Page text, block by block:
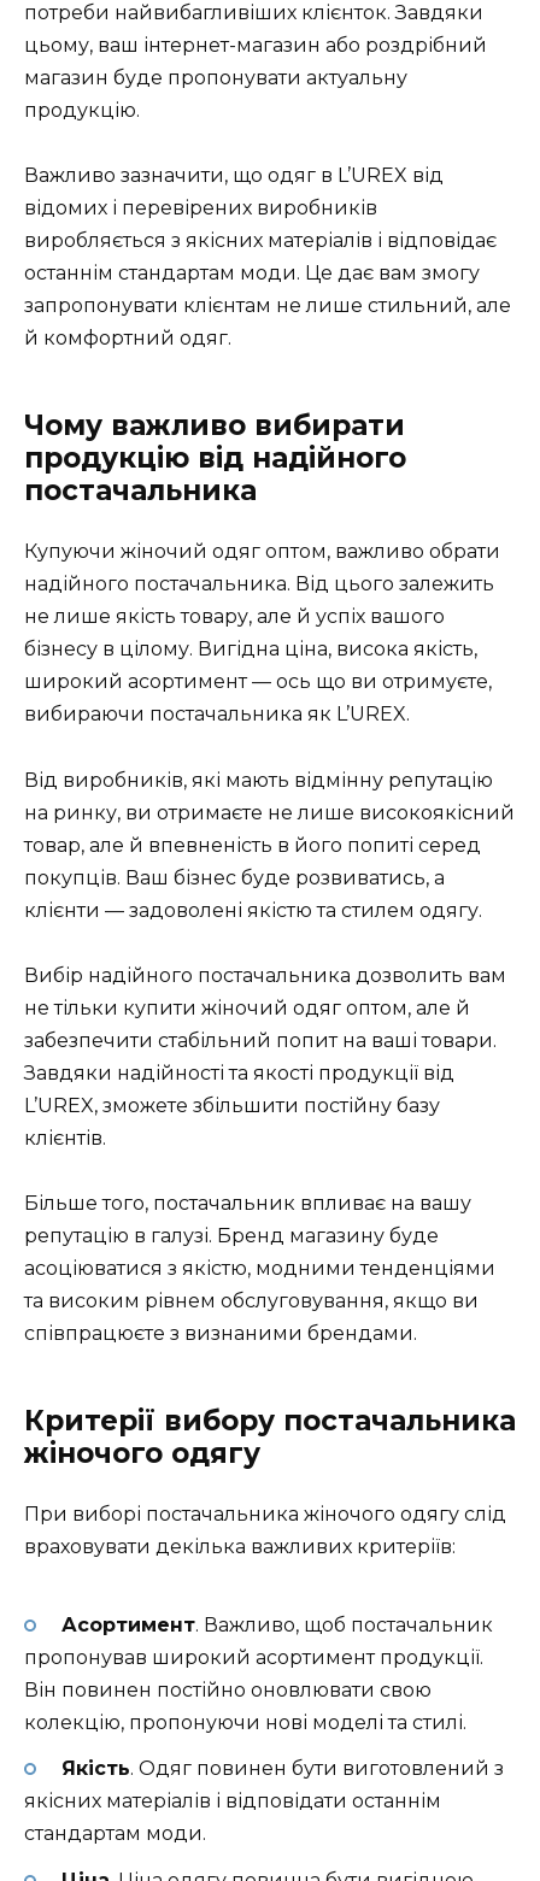
потреби найвибагливіших клієнток. Завдяки
цьому, ваш інтернет-магазин або роздрібний
магазин буде пропонувати актуальну
продукцію.
Важливо зазначити, що одяг в L’UREX від
відомих і перевірених виробників
виробляється з якісних матеріалів і відповідає
останнім стандартам моди. Це дає вам змогу
запропонувати клієнтам не лише стильний, але
й комфортний одяг.
Чому важливо вибирати
продукцію від надійного
постачальника
Купуючи жіночий одяг оптом, важливо обрати
надійного постачальника. Від цього залежить
не лише якість товару, але й успіх вашого
бізнесу в цілому. Вигідна ціна, висока якість,
широкий асортимент — ось що ви отримуєте,
вибираючи постачальника як L’UREX.
Від виробників, які мають відмінну репутацію
на ринку, ви отримаєте не лише високоякісний
товар, але й впевненість в його попиті серед
покупців. Ваш бізнес буде розвиватись, а
клієнти — задоволені якістю та стилем одягу.
Вибір надійного постачальника дозволить вам
не тільки купити жіночий одяг оптом, але й
забезпечити стабільний попит на ваші товари.
Завдяки надійності та якості продукції від
L’UREX, зможете збільшити постійну базу
клієнтів.
Більше того, постачальник впливає на вашу
репутацію в галузі. Бренд магазину буде
асоціюватися з якістю, модними тенденціями
та високим рівнем обслуговування, якщо ви
співпрацюєте з визнаними брендами.
Критерії вибору постачальника
жіночого одягу
При виборі постачальника жіночого одягу слід
враховувати декілька важливих критеріїв:
Асортимент. Важливо, щоб постачальник
пропонував широкий асортимент продукції.
Він повинен постійно оновлювати свою
колекцію, пропонуючи нові моделі та стилі.
Якість. Одяг повинен бути виготовлений з
якісних матеріалів і відповідати останнім
стандартам моди.